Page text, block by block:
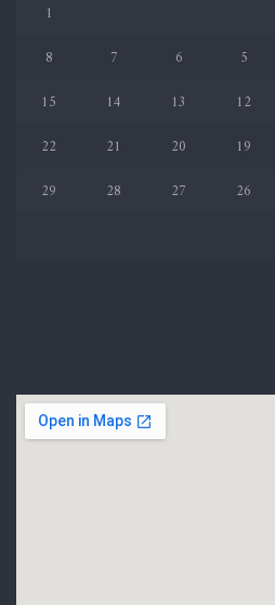
1
5
6
7
8
12
13
14
15
19
20
21
22
26
27
28
29